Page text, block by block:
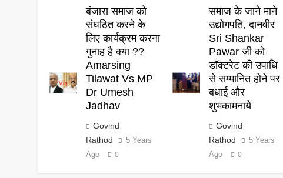
बंजारा समाज को
संघठित करने के
लिए कार्यक्रम करना
गुनाह है क्या ??
Amarsing
Tilawat Vs MP
Dr Umesh
Jadhav
Govind
Rathod
5 Years
Ago
0
समाज के जाने माने
उद्योगपति, दानवीर
Sri Shankar
Pawar जी को
डॉक्टरेट की उपाधि
से सम्मानित होने पर
बधाई और
शुभकामनाये
Govind
Rathod
5 Years
Ago
0